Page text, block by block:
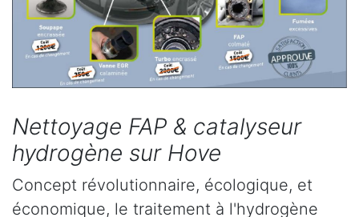
Nettoyage FAP & catalyseur
hydrogène sur Hove
Concept révolutionnaire, écologique, et
économique, le traitement à l'hydrogène